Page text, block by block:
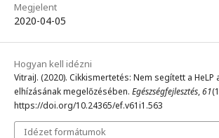
Megjelent
2020-04-05
Hogyan kell idézni
VitraiJ. (2020). Cikkismertetés: Nem segített a HeLP
elhízásának megelőzésében. Egészségfejlesztés,61
https://doi.org/10.24365/ef.v61i1.563
Idézet formátumok